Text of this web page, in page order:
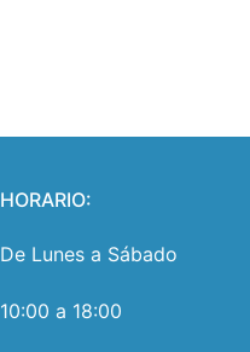
HORARIO:
De Lunes a Sábado
10:00 a 18:00